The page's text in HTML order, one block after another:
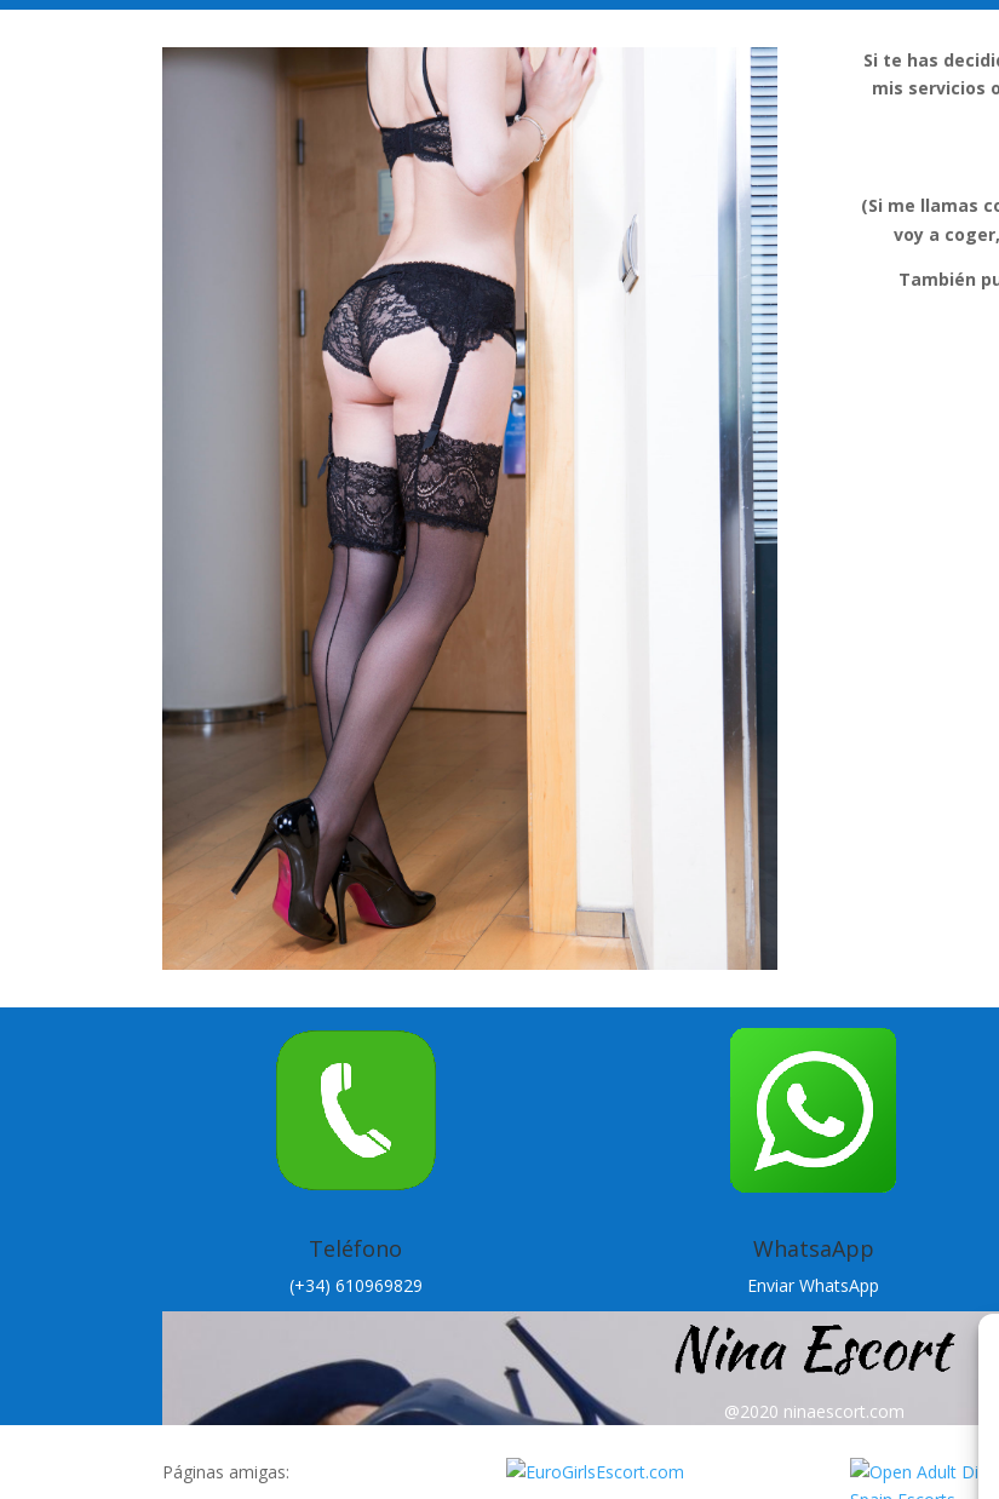
Si te has
mis servicios
(Si me llamas
voy a
También
Teléfono
(+34) 610969829
WhatsaApp
Enviar WhatsApp
@2020 ninaescort.com
Páginas amigas: